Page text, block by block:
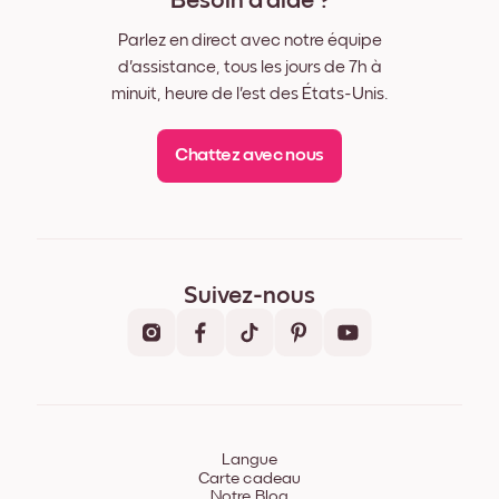
Parlez en direct avec notre équipe
d'assistance, tous les jours de 7h à
minuit, heure de l'est des États-Unis.
Chattez avec nous
Suivez-nous
Langue
Carte cadeau